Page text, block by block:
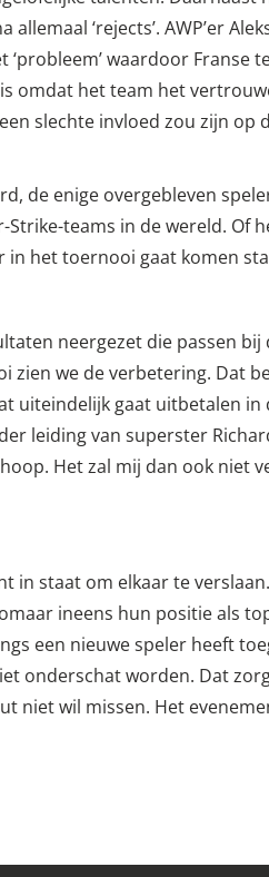
allemaal ‘rejects’. AWP’er
‘probleem’ waardoor
omdat het team het
slechte invloed zou zijn op
de enige overgebleven
teams in de wereld. Of
het toernooi gaat komen
neergezet die passen
zien we de verbetering. Dat
uiteindelijk gaat uitbetalen
leiding van superster
Het zal mij dan ook niet
in staat om elkaar te
ineens hun positie als
een nieuwe speler heeft
onderschat worden. Dat
niet wil missen. Het